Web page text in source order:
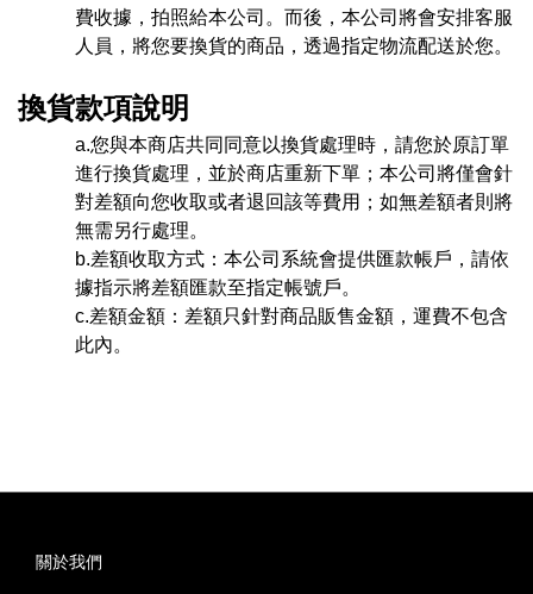
費收據，拍照給本公司。而後，本公司將會安排客服
人員，將您要換貨的商品，透過指定物流配送於您。
換貨款項說明
a.您與本商店共同同意以換貨處理時，請您於原訂單
進行換貨處理，並於商店重新下單；本公司將僅會針
對差額向您收取或者退回該等費用；如無差額者則將
無需另行處理。
b.差額收取方式：本公司系統會提供匯款帳戶，請依
據指示將差額匯款至指定帳號戶。
c.差額金額：差額只針對商品販售金額， 運費不包含
此內。
關於我們